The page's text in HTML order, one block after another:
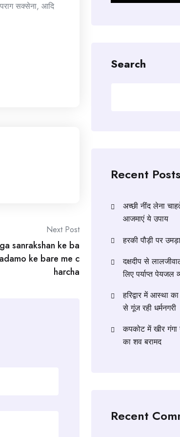
पराग सक्सेना, आदि
Next Post
sanrakshan ke ba
ke bare me c
harcha
Search
Recent Posts
अच्छी नींद लेना
आजमाएं ये उपाय
हरकी पौड़ी पर
दक्षदीप से
लिए पर्याप्त पेयजल
हरिद्वार में आस्था
से गूंज रही धर्मनगरी
कपकोट में खीर गंगा
का शव बरामद
Recent